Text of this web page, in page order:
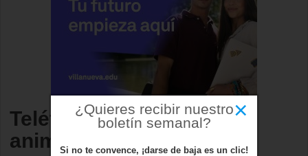
Teléfono Recogida de
animales muertos
×
¿Quieres recibir nuestro
boletín semanal?
Si no te convence, ¡darse de baja es un clic!